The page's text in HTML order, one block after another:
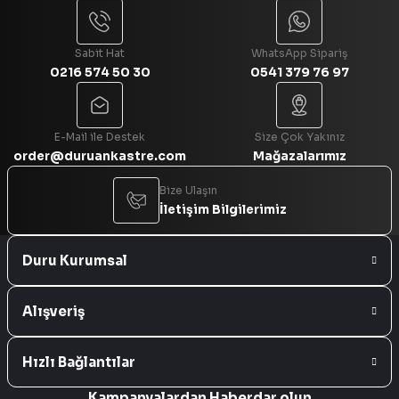
Sabit Hat
0216 574 50 30
WhatsApp Sipariş
0541 379 76 97
E-Mail ile Destek
order@duruankastre.com
Size Çok Yakınız
Mağazalarımız
Bize Ulaşın
İletişim Bilgilerimiz
Duru Kurumsal
Alışveriş
Hızlı Bağlantılar